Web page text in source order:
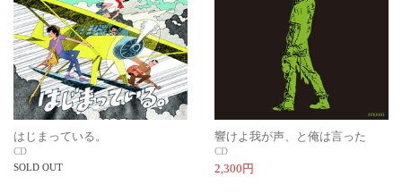
はじまっている。
CD
SOLD OUT
響けよ我が声、と俺は言った
CD
2,300円